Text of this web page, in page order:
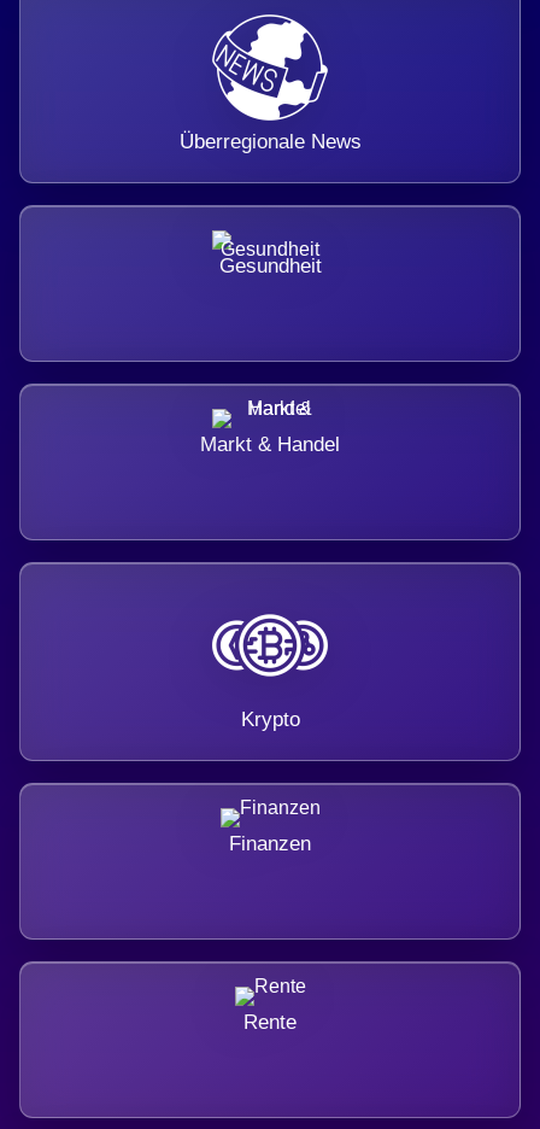
Überregionale News
Gesundheit
Markt & Handel
Krypto
Finanzen
Rente